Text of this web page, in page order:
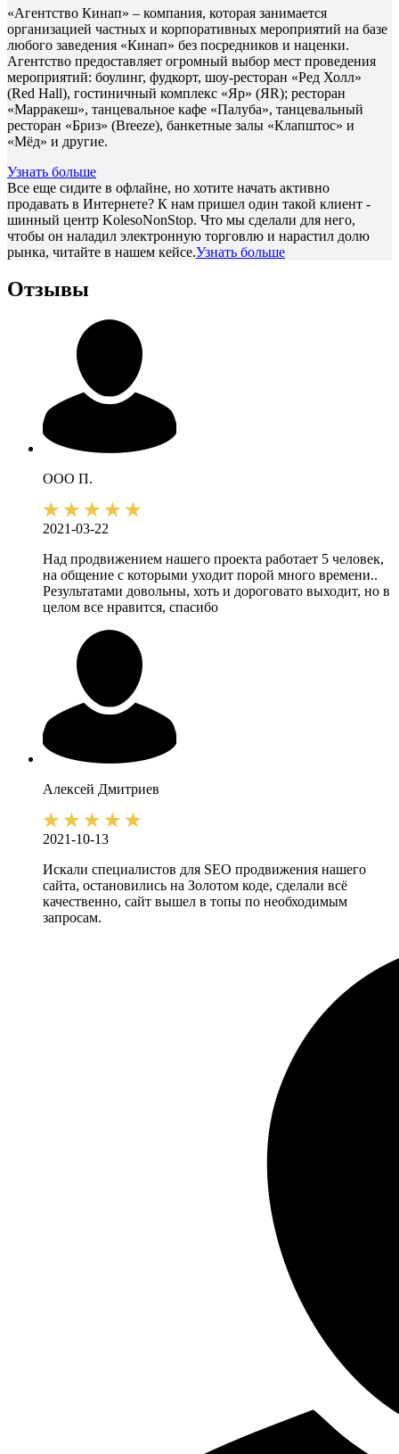
«Агентство Кинап» – компания, которая занимается
организацией частных и корпоративных мероприятий на базе
любого заведения «Кинап» без посредников и наценки.
Агентство предоставляет огромный выбор мест проведения
мероприятий: боулинг, фудкорт, шоу-ресторан «Ред Холл»
(Red Hall), гостиничный комплекс «Яр» (ЯR); ресторан
«Марракеш», танцевальное кафе «Палуба», танцевальный
ресторан «Бриз» (Breeze), банкетные залы «Клапштос» и
«Мёд» и другие.
Узнать больше
Все еще сидите в офлайне, но хотите начать активно
продавать в Интернете? К нам пришел один такой клиент -
шинный центр KolesoNonStop. Что мы сделали для него,
чтобы он наладил электронную торговлю и нарастил долю
рынка, читайте в нашем кейсе.Узнать больше
Отзывы
ООО П.
2021-03-22
Над продвижением нашего проекта работает 5 человек,
на общение с которыми уходит порой много времени..
Результатами довольны, хоть и дороговато выходит, но в
целом все нравится, спасибо
Алексей Дмитриев
2021-10-13
Искали специалистов для SEO продвижения нашего
сайта, остановились на Золотом коде, сделали всё
качественно, сайт вышел в топы по необходимым
запросам.